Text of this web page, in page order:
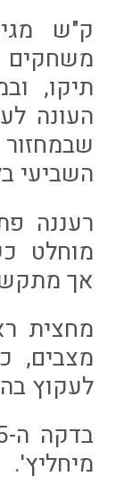
ק"ש
תיקו,
העונה
השביעי בלבד
רעננה
מוחלט
אך
מחצית
מצבים,
לעקוץ
מיחליץ'.